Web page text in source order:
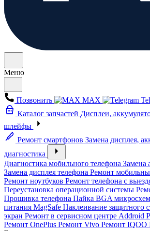
Меню
Позвонить MAX
Каталог запчастей Дисплеи,
шлейфы
Ремонт смартфонов Замена дисплея,
диагностика
Диагностика мобильного телефона Замена
Замена дисплея телефона Ремонт
Ремонт ноутбуков Ремонт телефона с
Переустановка операционной системы
Прошивка телефона Пайка BGA микросхем
питания MagSafe Наклеивание защитного
экран Ремонт в сервисном центре Addroid
Ремонт OnePlus Ремонт Vivo Ремонт IQOO